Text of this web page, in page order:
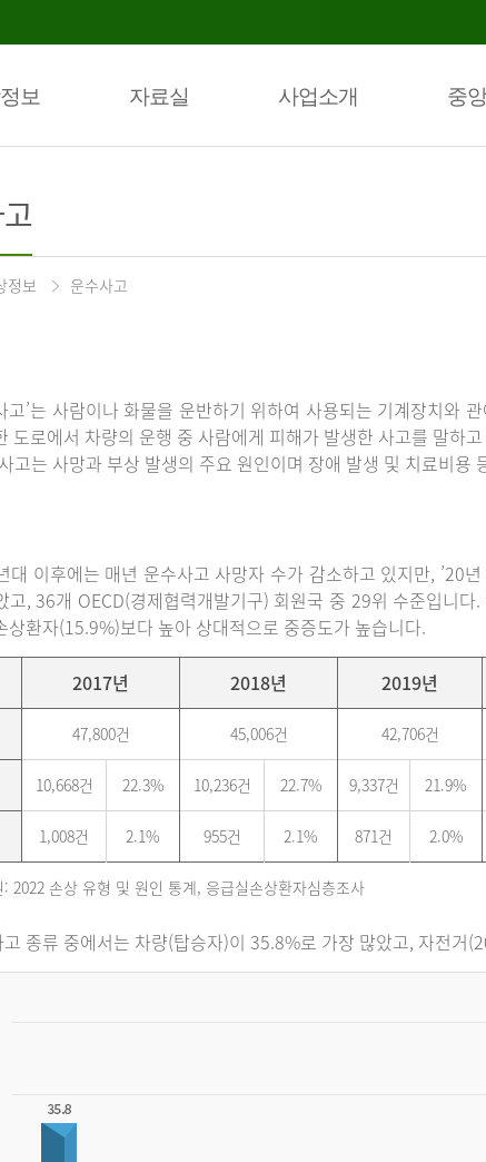
보 자료실 사업소개 중
정보 운수사고
고’는 사람이나 화물을 운반하기 위하여 사용되는 기계장치와
도로에서 차량의 운행 중 사람에게 피해가 발생한 사고를 말하
고는 사망과 부상 발생의 주요 원인이며 장애 발생 및 치료비용
대 이후에는 매년 운수사고 사망자 수가 감소하고 있지만, ’20
고, 36개 OECD(경제협력개발기구) 회원국 중 29위 수준입니
상환자(15.9%)보다 높아 상대적으로 중증도가 높습니다.
2017년 2018년 2019년
47,800건 45,006건 42,706건
10,668건 22.3% 10,236건 22.7% 9,337건 21.9%
1,008건 2.1% 955건 2.1% 871건 2.0%
2022 손상 유형 및 원인 통계, 응급실손상환자심층조사
종류 중에서는 차량(탑승자)이 35.8%로 가장 많았고, 자전거